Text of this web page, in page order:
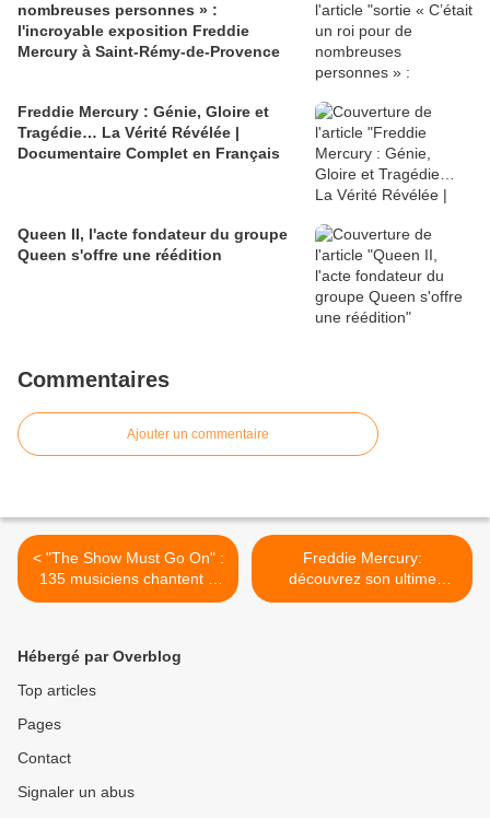
nombreuses personnes » :
l'incroyable exposition Freddie
Mercury à Saint-Rémy-de-Provence
Freddie Mercury : Génie, Gloire et
Tragédie… La Vérité Révélée |
Documentaire Complet en Français
Queen II, l'acte fondateur du groupe
Queen s'offre une réédition
Commentaires
Ajouter un commentaire
< "The Show Must Go On" :
135 musiciens chantent à
distance le tube de Queen
Freddie Mercury:
découvrez son ultime
cadeau bouleversant à
Hébergé par Overblog
Top articles
Pages
Contact
Signaler un abus